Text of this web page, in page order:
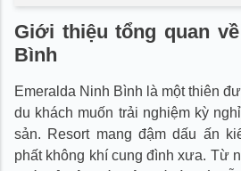
2. Vị trí và hướng dẫn di chuyển
2.1. Di chuyển bằng ô tô hoặc xe
2.2. Di chuyển bằng taxi
2.3. Di chuyển bằng xe khách
3. Phong cách thiết kế của
4. Giới thiệu về các loại hình villa,
Ninh Bình
Giới thiệu tổng quan
Bình
Emeralda Ninh Bình là một thiên
du khách muốn trải nghiệm kỳ
sản. Resort mang đậm dấu ấn
phất không khí cung đình xưa. Từ